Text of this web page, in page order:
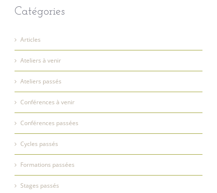
Catégories
Articles
Ateliers à venir
Ateliers passés
Conférences à venir
Conférences passées
Cycles passés
Formations passées
Stages passés